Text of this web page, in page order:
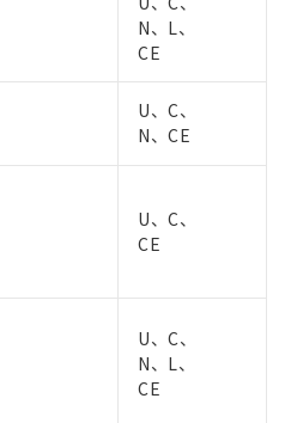
N、L、
CE
U、C、
N、CE
U、C、
CE
U、C、
N、L、
CE